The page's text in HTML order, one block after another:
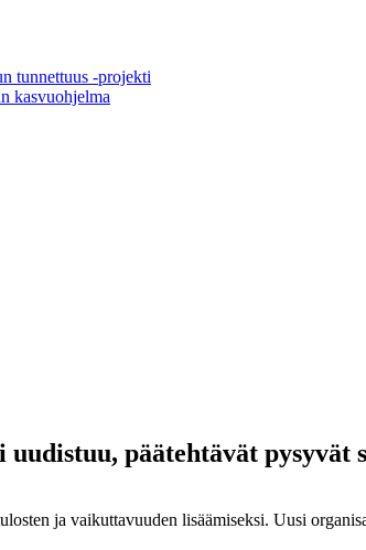
tunnettuus -projekti
kasvuohjelma
päätehtävät pysyvät
ja vaikuttavuuden lisäämiseksi. Uusi